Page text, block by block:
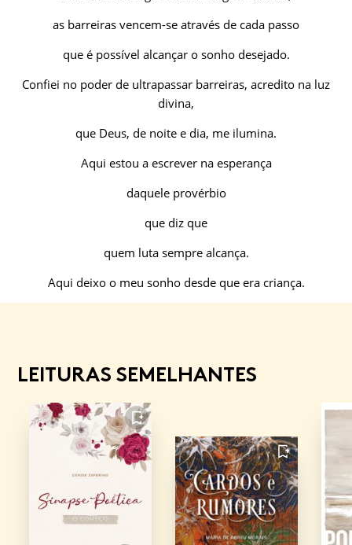
as barreiras vencem-se através de cada passo
que é possível alcançar o sonho desejado.
Confiei no poder de ultrapassar barreiras, acredito na luz
divina,
que Deus, de noite e dia, me ilumina.
Aqui estou a escrever na esperança
daquele provérbio
que diz que
quem luta sempre alcança.
Aqui deixo o meu sonho desde que era criança.
LEITURAS SEMELHANTES
FAVORITO
FAVORITO